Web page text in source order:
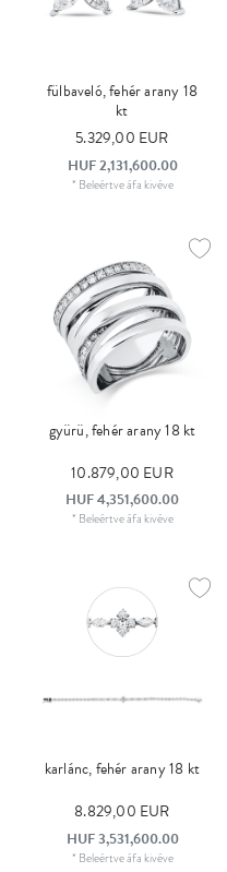
fülbaveló, fehér arany 18
kt
5.329,00 EUR
HUF 2,131,600.00
* Beleértve áfa kivéve
gyürü, fehér arany 18 kt
10.879,00 EUR
HUF 4,351,600.00
* Beleértve áfa kivéve
karlánc, fehér arany 18 kt
8.829,00 EUR
HUF 3,531,600.00
* Beleértve áfa kivéve